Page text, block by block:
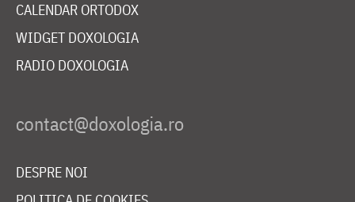
CALENDAR ORTODOX
WIDGET DOXOLOGIA
RADIO DOXOLOGIA
DESPRE NOI